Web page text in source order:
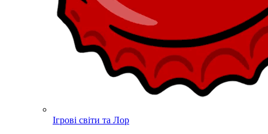
Ігрові світи та Лор